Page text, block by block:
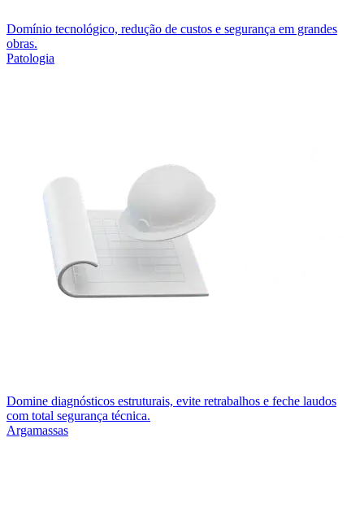
Domínio tecnológico, redução de custos e segurança em grandes
obras.
Patologia
Domine diagnósticos estruturais, evite retrabalhos e feche laudos
com total segurança técnica.
Argamassas